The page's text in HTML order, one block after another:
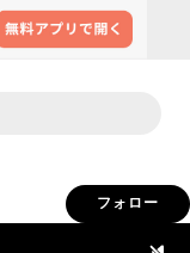
フォロー